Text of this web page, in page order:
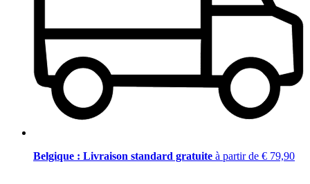
Belgique : Livraison standard gratuite à partir de € 79,90